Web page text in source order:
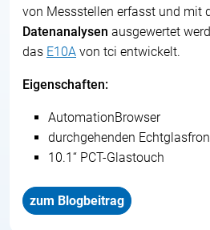
von Messstellen erfasst und mit
Datenanalysen ausgewertet
das E10A von tci entwickelt.
Eigenschaften:
AutomationBrowser
durchgehenden
10.1“ PCT-Glastouch
zum Blogbeitrag